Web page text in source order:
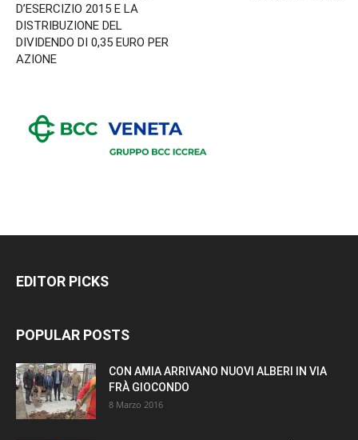
D’ESERCIZIO 2015 E LA
DISTRIBUZIONE DEL
DIVIDENDO DI 0,35 EURO PER
AZIONE
EDITOR PICKS
POPULAR POSTS
CON AMIA ARRIVANO NUOVI ALBERI IN VIA
FRÀ GIOCONDO
8 Marzo 2016